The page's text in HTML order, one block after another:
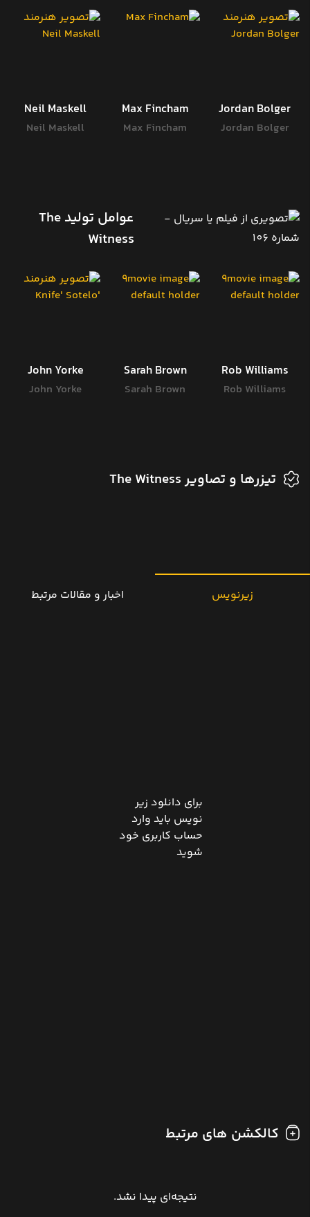
Jordan Bolger
Jordan Bolger
Max Fincham
Max Fincham
Neil Maskell
Neil Maskell
عوامل تولید The
Witness
Rob Williams
Rob Williams
Sarah Brown
Sarah Brown
John Yorke
John Yorke
تیزرها و تصاویر The Witness
زیرنویس اخبار و مقالات مرتبط
برای دانلود زیر
نویس باید وارد
حساب کاربری خود
شوید
کالکشن های مرتبط
نتیجه‌ای پیدا نشد.